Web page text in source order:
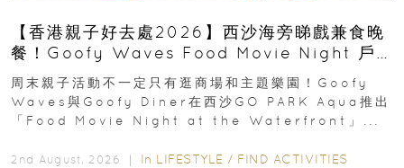
【香港親子好去處2026】西沙海旁睇戲兼食晚
餐！Goofy Waves Food Movie Night 戶
外影院逢週末登場
周末親子活動不一定只有逛商場和主題樂園！Goofy
Waves與Goofy Diner在西沙GO PARK Aqua推出
「Food Movie Night at the Waterfront」...
2nd August, 2026 ｜ In LIFESTYLE / FIND ACTIVITIES